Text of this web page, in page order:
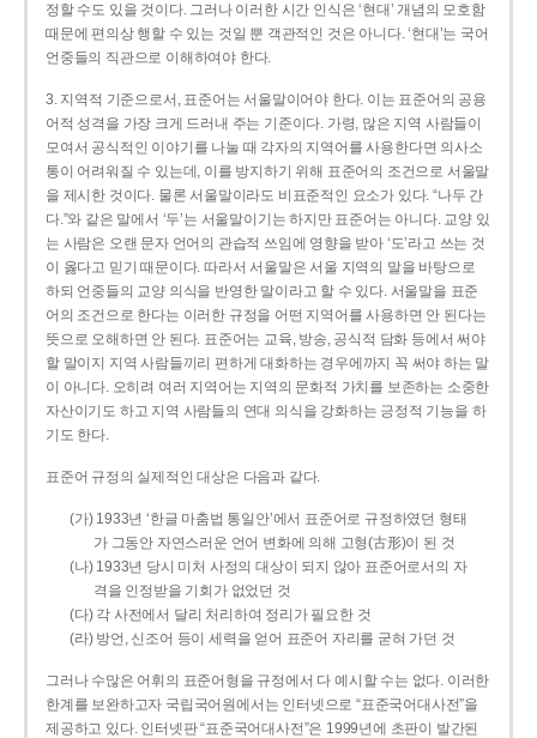
정할 수도 있을 것이다. 그러나 이러한 시간 인식은 ‘현대’ 개념의 모호함
때문에 편의상 행할 수 있는 것일 뿐 객관적인 것은 아니다. ‘현대’는 국어
언중들의 직관으로 이해하여야 한다.
3. 지역적 기준으로서, 표준어는 서울말이어야 한다. 이는 표준어의 공용
어적 성격을 가장 크게 드러내 주는 기준이다. 가령, 많은 지역 사람들이
모여서 공식적인 이야기를 나눌 때 각자의 지역어를 사용한다면 의사소
통이 어려워질 수 있는데, 이를 방지하기 위해 표준어의 조건으로 서울말
을 제시한 것이다. 물론 서울말이라도 비표준적인 요소가 있다. “나두 간
다.”와 같은 말에서 ‘두’는 서울말이기는 하지만 표준어는 아니다. 교양 있
는 사람은 오랜 문자 언어의 관습적 쓰임에 영향을 받아 ‘도’라고 쓰는 것
이 옳다고 믿기 때문이다. 따라서 서울말은 서울 지역의 말을 바탕으로
하되 언중들의 교양 의식을 반영한 말이라고 할 수 있다. 서울말을 표준
어의 조건으로 한다는 이러한 규정을 어떤 지역어를 사용하면 안 된다는
뜻으로 오해하면 안 된다. 표준어는 교육, 방송, 공식적 담화 등에서 써야
할 말이지 지역 사람들끼리 편하게 대화하는 경우에까지 꼭 써야 하는 말
이 아니다. 오히려 여러 지역어는 지역의 문화적 가치를 보존하는 소중한
자산이기도 하고 지역 사람들의 연대 의식을 강화하는 긍정적 기능을 하
기도 한다.
표준어 규정의 실제적인 대상은 다음과 같다.
(가) 1933년 ‘한글 마춤법 통일안’에서 표준어로 규정하였던 형태
가 그동안 자연스러운 언어 변화에 의해 고형(古形)이 된 것
(나) 1933년 당시 미처 사정의 대상이 되지 않아 표준어로서의 자
격을 인정받을 기회가 없었던 것
(다) 각 사전에서 달리 처리하여 정리가 필요한 것
(라) 방언, 신조어 등이 세력을 얻어 표준어 자리를 굳혀 가던 것
그러나 수많은 어휘의 표준어형을 규정에서 다 예시할 수는 없다. 이러한
한계를 보완하고자 국립국어원에서는 인터넷으로 “표준국어대사전”을
제공하고 있다. 인터넷판 “표준국어대사전”은 1999년에 초판이 발간된